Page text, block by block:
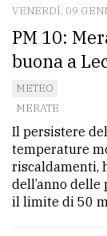
CONTATTI
La
redazione
Scrivici
Per
la
tua
pubblicità
VENERDÌ, 09
PM 10:
buona a
METEO
MERATE
Il persistere
temperature
riscaldamenti,
dell’anno
il limite di 50